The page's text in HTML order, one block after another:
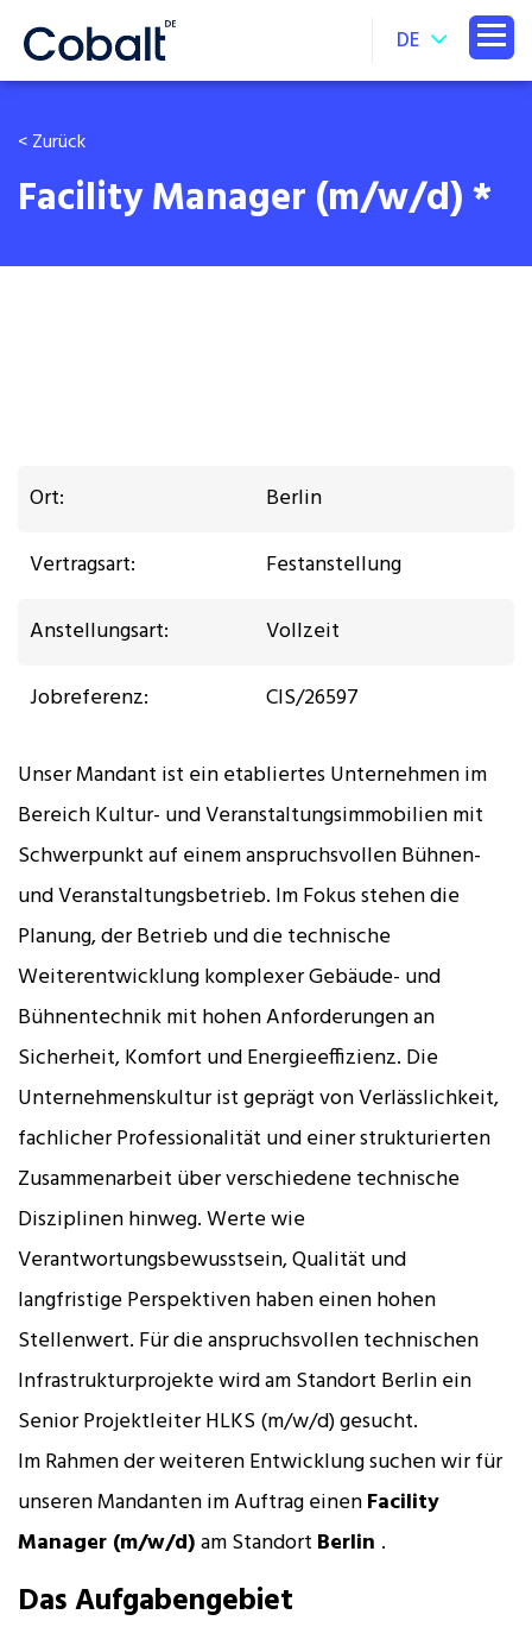
DE
< Zurück
Facility Manager (m/w/d) *
Ort:
Berlin
Vertragsart:
Festanstellung
Anstellungsart:
Vollzeit
Jobreferenz:
ClS/26597
Unser Mandant ist ein etabliertes Unternehmen im
Bereich Kultur- und Veranstaltungsimmobilien mit
Schwerpunkt auf einem anspruchsvollen Bühnen-
und Veranstaltungsbetrieb. Im Fokus stehen die
Planung, der Betrieb und die technische
Weiterentwicklung komplexer Gebäude- und
Bühnentechnik mit hohen Anforderungen an
Sicherheit, Komfort und Energieeffizienz. Die
Unternehmenskultur ist geprägt von Verlässlichkeit,
fachlicher Professionalität und einer strukturierten
Zusammenarbeit über verschiedene technische
Disziplinen hinweg. Werte wie
Verantwortungsbewusstsein, Qualität und
langfristige Perspektiven haben einen hohen
Stellenwert. Für die anspruchsvollen technischen
Infrastrukturprojekte wird am Standort Berlin ein
Senior Projektleiter HLKS (m/w/d) gesucht.
Im Rahmen der weiteren Entwicklung suchen wir für
unseren Mandanten im Auftrag einenFacility
Manager (m/w/d)am Standort Berlin .
Das Aufgabengebiet